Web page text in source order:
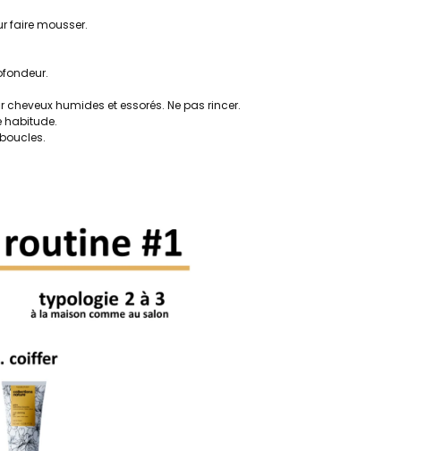
faire mousser.
humides et essorés. Ne pas rincer.
habitude.